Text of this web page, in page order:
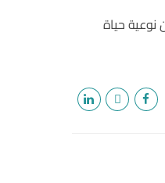
نوعية حياة